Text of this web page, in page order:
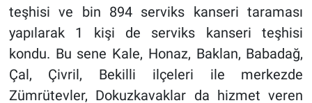
teşhisi ve bin 894 serviks kanseri taraması
yapılarak 1 kişi de serviks kanseri teşhisi
kondu. Bu sene Kale, Honaz, Baklan, Babadağ,
Çal, Çivril, Bekilli ilçeleri ile merkezde
Zümrütevler, Dokuzkavaklar da hizmet veren